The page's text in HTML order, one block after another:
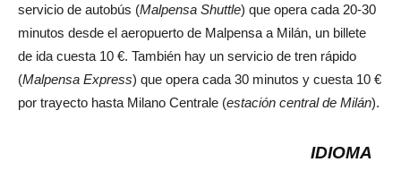
servicio de autobús (Malpensa Shuttle) que opera cada 20-30
minutos desde el aeropuerto de Malpensa a Milán, un billete
de ida cuesta 10 €. También hay un servicio de tren rápido
(Malpensa Express) que opera cada 30 minutos y cuesta 10 €
por trayecto hasta Milano Centrale (estación central de Milán).
IDIOMA